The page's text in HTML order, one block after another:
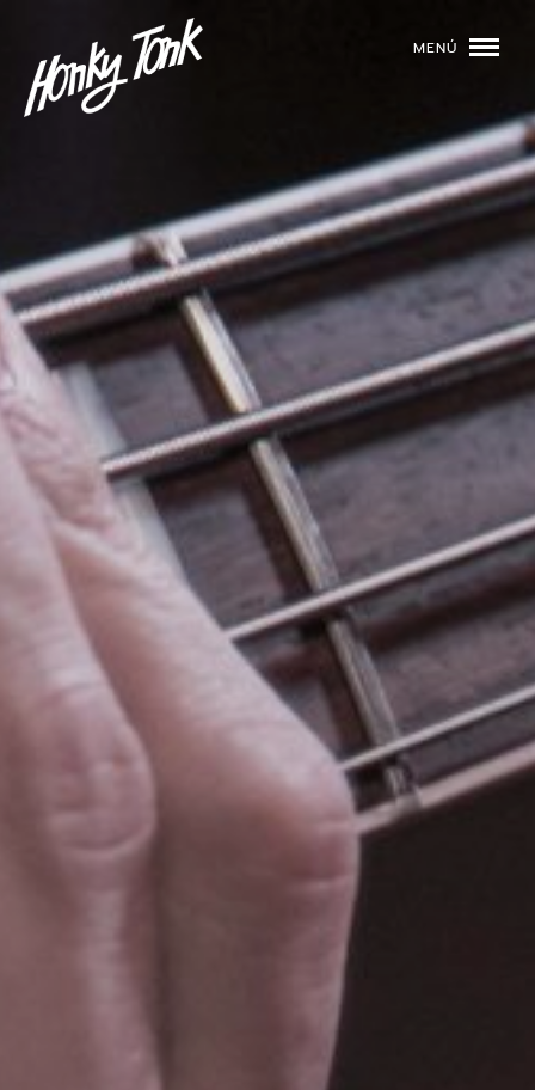
MENÚ
PROGRAMACIÓN
DJS
EVENTOS
04 TOCA CON NOSOTROS
05 QUIÉNES SOMOS
NUESTRA HISTORIA RIDER TÉCNICO
GALERÍA DE
IMÁGENES
06 CONTACTO